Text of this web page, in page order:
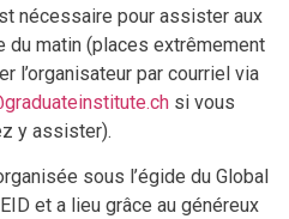
nécessaire pour assister aux
du matin (places extrêmement
l’organisateur par courriel via
si vous
y assister).
sous l’égide du Global
et a lieu grâce au généreux